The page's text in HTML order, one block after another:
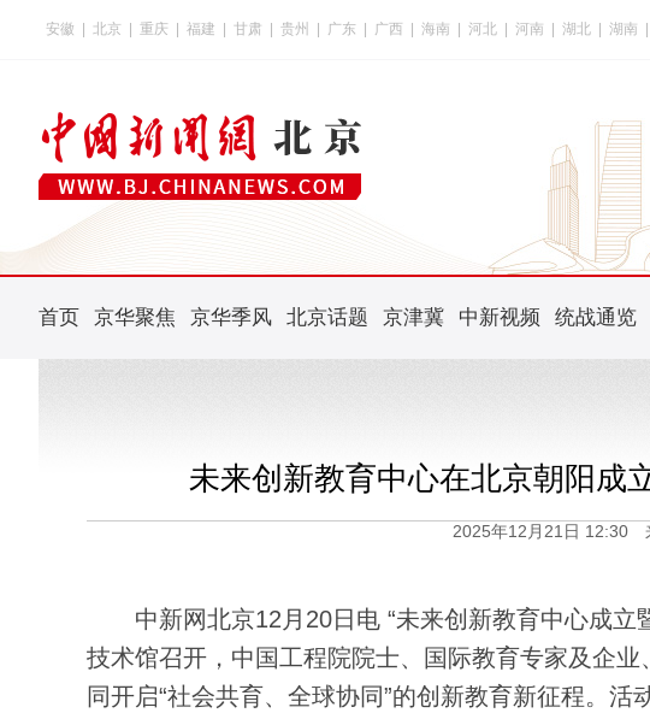
安徽 北京 重庆 福建 甘肃 贵州 广东 广西 海南 河北 河南 湖北 湖南
首页 京华聚焦 京华季风 北京话题 京津冀 中新视频 统战通览
未来创新教育中心在北京朝阳成
2025年12月21日 12:30
中新网北京12月20日电 “未来创新教育中心成立
技术馆召开，中国工程院院士、国际教育专家及企
同开启“社会共育、全球协同”的创新教育新征程。